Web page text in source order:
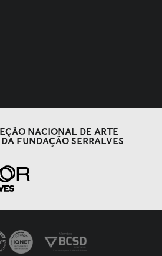
NACIONAL DE ARTE
FUNDAÇÃO SERRALVES